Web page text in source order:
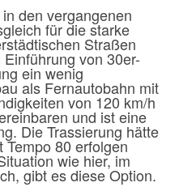
den vergangenen
für die starke
Straßen
von 30er-
ein wenig
als Fernautobahn mit
von 120 km/h
und ist eine
Die Trassierung hätte
Tempo 80 erfolgen
wie hier, im
gibt es diese Option.